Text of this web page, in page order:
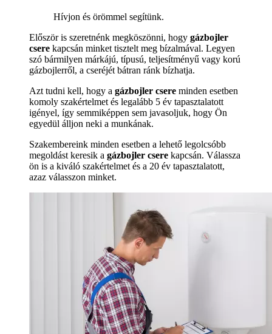
Hívjon és örömmel segítünk.
Először is szeretnénk megköszönni, hogy gázbojler
csere kapcsán minket tisztelt meg bízalmával. Legyen
szó bármilyen márkájú, típusú, teljesítményű vagy korú
gázbojlerről, a cseréjét bátran ránk bízhatja.
Azt tudni kell, hogy a gázbojler csere minden esetben
komoly szakértelmet és legalább 5 év tapasztalatott
igényel, így semmiképpen sem javasoljuk, hogy Ön
egyedül álljon neki a munkának.
Szakembereink minden esetben a lehető legolcsóbb
megoldást keresik a gázbojler csere kapcsán. Válassza
ön is a kiváló szakértelmet és a 20 év tapasztalatott,
azaz válasszon minket.